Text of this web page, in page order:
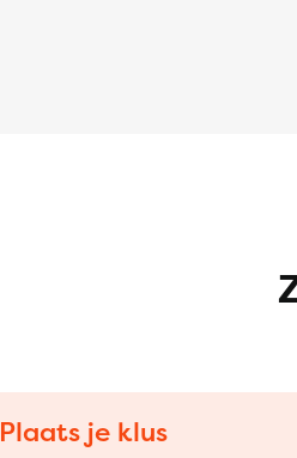
Plaats je klus